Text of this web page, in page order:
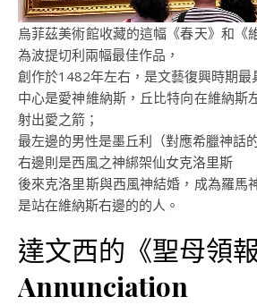
烏菲茲美術館收藏的這幅《春天》和《
為波提切利兩幅最佳作品，
創作於1482年左右，是文藝復興時期最
中心是愛神維納斯，丘比特向在維納斯
射出愛之箭；
最左邊的男性是墨丘利（對應希臘神話的
右邊則是西風之神綁架仙女克洛里斯
後來克洛里斯與西風神結婚，成為羅馬
是站在維納斯右邊的的人。
達文西的《聖母領報
Annunciation